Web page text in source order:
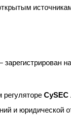
зарегистрирован
регуляторе CySEC
и юридической